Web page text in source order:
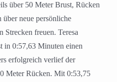
über 50 Meter Brust, Rücken
neue persönliche
Strecken freuen. Teresa
in 0:57,63 Minuten einen
erfolgreich verlief der
Meter Rücken. Mit 0:53,75